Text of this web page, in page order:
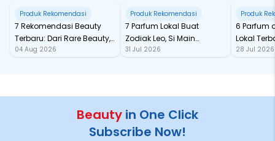
Produk Rekomendasi
7 Rekomendasi Beauty
Terbaru: Dari Rare Beauty,
Sampai Rhode Skin, Super
04 Aug 2026
Produk Rekomendasi
7 Parfum Lokal Buat
Zodiak Leo, Si Main
Character yang Selalu
31 Jul 2026
Produk
6 Parfum
Lokal
dari
28 Jul 2026
Beauty in One Click
Subscribe Now!